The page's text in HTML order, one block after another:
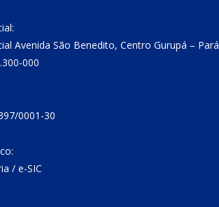
Avenida São Benedito, Centro Gurupá – Pará
000
0001-30
/ e-SIC